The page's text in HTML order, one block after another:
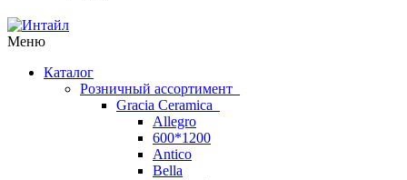
Меню
Каталог
Розничный ассортимент
Gracia Ceramica
Allegro
600*1200
Antico
Bella